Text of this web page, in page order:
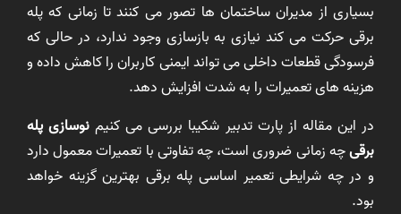
بسیاری از مدیران ساختمان ها تصور می کنند تا زمانی که پله
برقی حرکت می کند نیازی به بازسازی وجود ندارد، در حالی که
فرسودگی قطعات داخلی می تواند ایمنی کاربران را کاهش داده و
هزینه های تعمیرات را به شدت افزایش دهد.
در این مقاله از پارت تدبیر شکیبا بررسی می کنیم نوسازی پله
برقیچه زمانی ضروری است، چه تفاوتی با تعمیرات معمول دارد
و در چه شرایطی تعمیر اساسی پله برقی بهترین گزینه خواهد
بود.